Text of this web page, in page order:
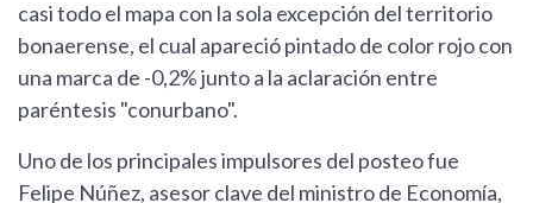
casi todo el mapa con la sola excepción del territorio
bonaerense, el cual apareció pintado de color rojo con
una marca de -0,2% junto a la aclaración entre
paréntesis "conurbano".
Uno de los principales impulsores del posteo fue
Felipe Núñez, asesor clave del ministro de Economía,